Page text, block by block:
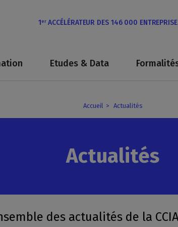
1 erACCÉLÉRATEUR DES 146 000
Etudes & Data
Accueil Actualités
Actualités
des actualités de la